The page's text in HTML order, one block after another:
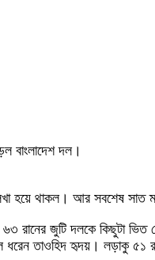
বাংলাদেশ দল।
হয়ে থাকল। আর সবশেষ
রানের জুটি দলকে কিছুটা
তাওহিদ হৃদয়। লড়াকু ৫১